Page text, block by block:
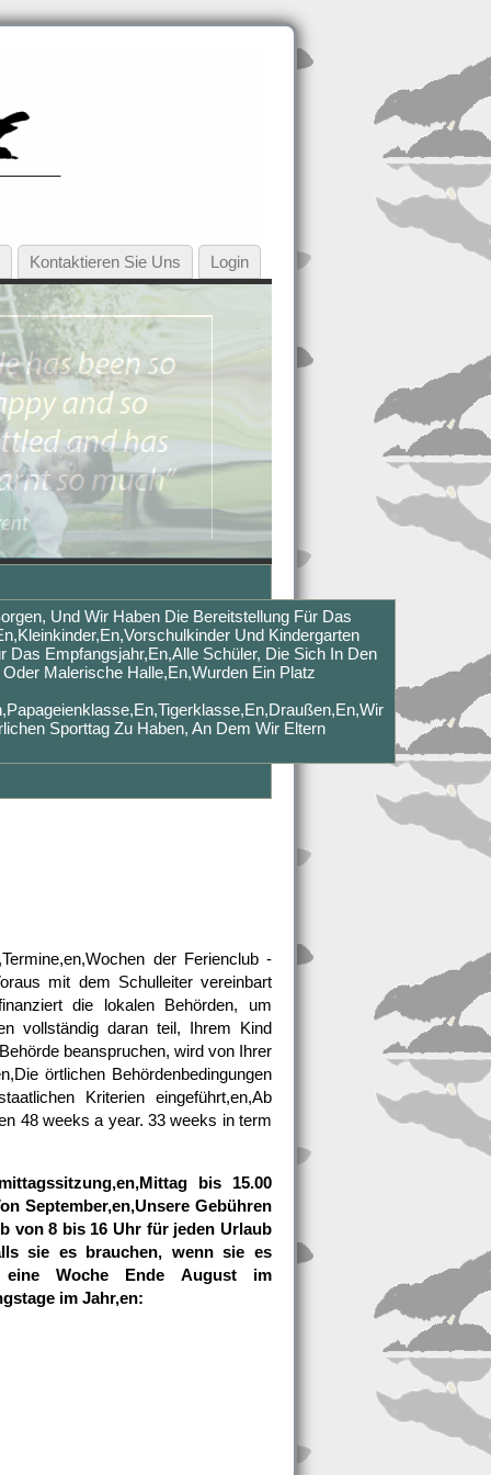
Kontaktieren Sie Uns Login
Und Wir Haben Die Bereitstellung Für Das
Und Kindergarten
Das Empfangsjahr,en,Alle Schüler, Die Sich In Den
Malerische Halle,en,wurden Ein Platz
Sporttag Zu Haben, An Dem Wir Eltern
der Ferienclub -
mit dem Schulleiter vereinbart
die lokalen Behörden, um
vollständig daran teil, Ihrem Kind
beanspruchen, wird von Ihrer
örtlichen Behördenbedingungen
Kriterien eingeführt,en,Ab
48 weeks a year. 33 weeks in term
bis 15.00
September,en,Unsere Gebühren
von 8 bis 16 Uhr für jeden Urlaub
sie es brauchen, wenn sie es
eine Woche Ende August im
im Jahr,en: